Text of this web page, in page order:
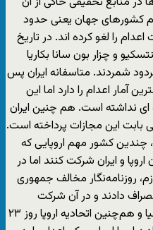
کشورهای جهان یعنی حدود
اعدام را لغو کرده اند. در تاریخ
و چزار بون سانا بکاریا
شمردند. متاسفانه ایران پس
اعدام را دارد اما این
ای نداشته است. هم چنین ایران
بابت این مجازات پرداخته است.
از جمله دوشنبه ۲۴ آذرماه سال ۱۳۹۹، چندین کشور مهم اروپایی که
و ایران شرکت کنند اما در
روزنامه‌نگار مخالف جمهوری
دادند و در آن شرکت
نکردند. کشورهای فرانسه، آلمان، ایتالیا و هم‌چنین اتحادیه اروپا روز ۲۳